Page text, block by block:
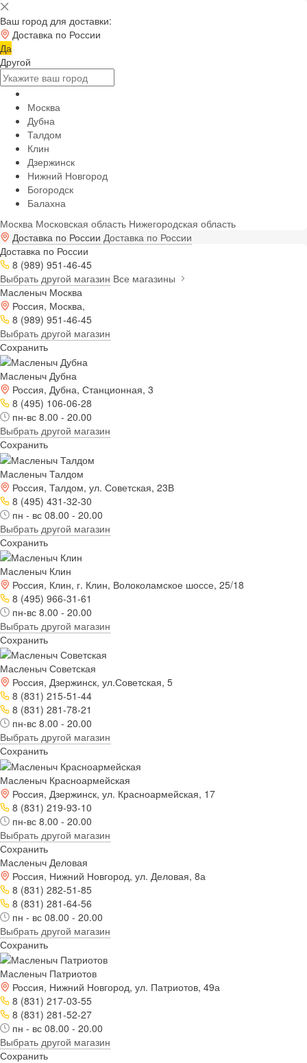
Ваш город для доставки:
Доставка по России
Да
Другой
Москва
Дубна
Талдом
Клин
Дзержинск
Нижний Новгород
Богородск
Балахна
Москва Московская область Нижегородская область
Доставка по России Доставка по России
Доставка по России
8 (989) 951-46-45
Выбрать другой магазин Все магазины
Масленыч Москва
Россия, Москва,
8 (989) 951-46-45
Выбрать другой магазин
Сохранить
Масленыч Дубна
Россия, Дубна, Станционная, 3
8 (495) 106-06-28
пн-вс 8.00 - 20.00
Выбрать другой магазин
Сохранить
Масленыч Талдом
Россия, Талдом, ул. Советская, 23В
8 (495) 431-32-30
пн - вс 08.00 - 20.00
Выбрать другой магазин
Сохранить
Масленыч Клин
Россия, Клин, г. Клин, Волоколамское шоссе, 25/18
8 (495) 966-31-61
пн-вс 8.00 - 20.00
Выбрать другой магазин
Сохранить
Масленыч Советская
Россия, Дзержинск, ул.Советская, 5
8 (831) 215-51-44
8 (831) 281-78-21
пн-вс 8.00 - 20.00
Выбрать другой магазин
Сохранить
Масленыч Красноармейская
Россия, Дзержинск, ул. Красноармейская, 17
8 (831) 219-93-10
пн-вс 8.00 - 20.00
Выбрать другой магазин
Сохранить
Масленыч Деловая
Россия, Нижний Новгород, ул. Деловая, 8а
8 (831) 282-51-85
8 (831) 281-64-56
пн - вс 08.00 - 20.00
Выбрать другой магазин
Сохранить
Масленыч Патриотов
Россия, Нижний Новгород, ул. Патриотов, 49а
8 (831) 217-03-55
8 (831) 281-52-27
пн - вс 08.00 - 20.00
Выбрать другой магазин
Сохранить